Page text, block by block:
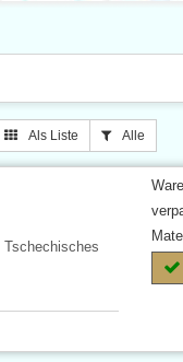
Als Liste Alle